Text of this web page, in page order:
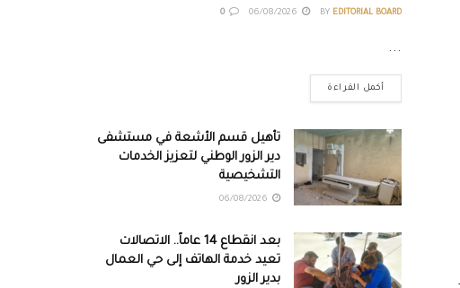
BY EDITORIAL BOARD
0
...
أكمل القراءة
تأهيل قسم الأشعة في مستشفى
دير الزور الوطني لتعزيز الخدمات
التشخيصية
بعد انقطاع 14 عاماً.. الاتصالات
تعيد خدمة الهاتف إلى حي العمال
بدير الزور